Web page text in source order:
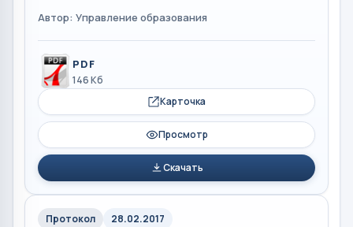
Автор: Управление образования
PDF
146 Кб
Карточка
Просмотр
Скачать
Протокол 28.02.2017